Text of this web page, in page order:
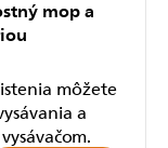
mop a
môžete
a